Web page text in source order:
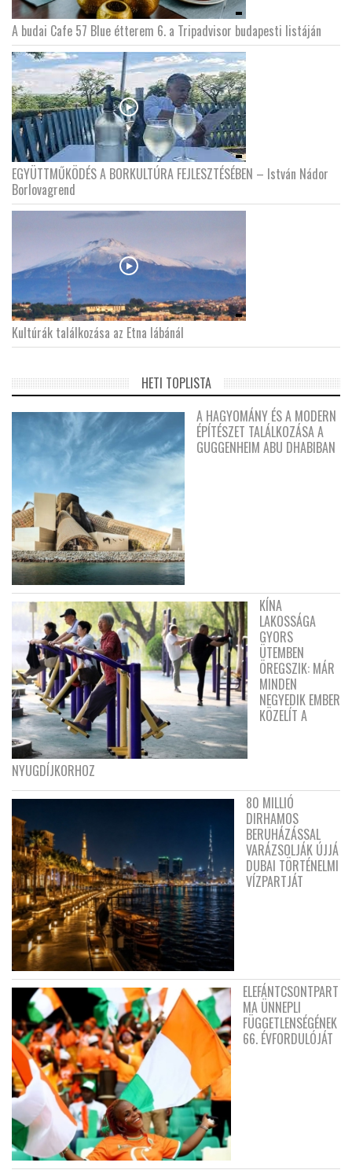
A budai Cafe 57 Blue étterem 6. a Tripadvisor budapesti listáján
EGYÜTTMŰKÖDÉS A BORKULTÚRA FEJLESZTÉSÉBEN – István Nádor
Borlovagrend
Kultúrák találkozása az Etna lábánál
HETI TOPLISTA
A HAGYOMÁNY ÉS A MODERN
ÉPÍTÉSZET TALÁLKOZÁSA A
GUGGENHEIM ABU DHABIBAN
KÍNA
LAKOSSÁGA
GYORS
ÜTEMBEN
ÖREGSZIK: MÁR
MINDEN
NEGYEDIK EMBER
KÖZELÍT A
NYUGDÍJKORHOZ
80 MILLIÓ
DIRHAMOS
BERUHÁZÁSSAL
VARÁZSOLJÁK ÚJJÁ
DUBAI TÖRTÉNELMI
VÍZPARTJÁT
ELEFÁNTCSONTPART
MA ÜNNEPLI
FÜGGETLENSÉGÉNEK
66. ÉVFORDULÓJÁT